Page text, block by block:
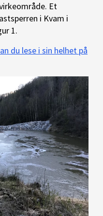
Et
i Kvam i
1.
du lese i sin helhet på